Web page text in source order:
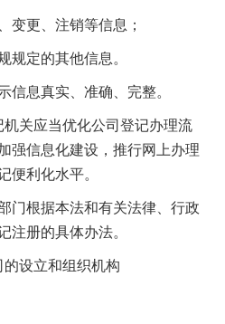
更、注销等信息；
定的其他信息。
息真实、准确、完整。
应当优化公司登记办理流
强信息化建设，推行网上办理
便利化水平。
根据本法和有关法律、行政
注册的具体办法。
设立和组织机构